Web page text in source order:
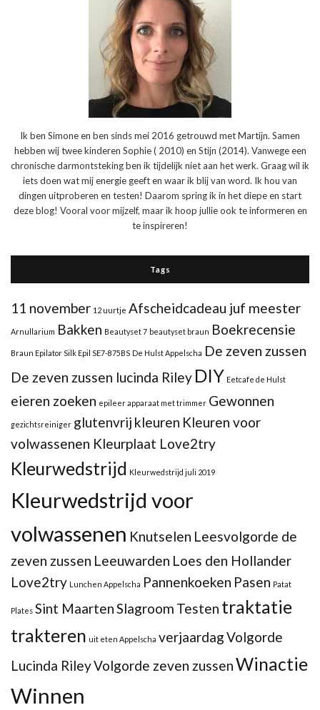
Ik ben Simone en ben sinds mei 2016 getrouwd met Martijn. Samen
hebben wij twee kinderen Sophie ( 2010) en Stijn (2014). Vanwege een
chronische darmontsteking ben ik tijdelijk niet aan het werk. Graag wil ik
iets doen wat mij energie geeft en waar ik blij van word. Ik hou van
dingen uitproberen en testen! Daarom spring ik in het diepe en start
deze blog! Vooral voor mijzelf, maar ik hoop jullie ook te informeren en
te inspireren!
Tags
11 november 12 uurtje Afscheidcadeau juf meester
Arnullarium Bakken Beautyset 7 beautyset braun Boekrecensie
Braun Epilator Silk Epil SE7-875BS De Hulst Appelscha De zeven zussen
De zeven zussen lucinda Riley DIY Eetcafe de Hulst
eieren zoeken epileer apparaat met trimmer Gewonnen
gezichtsreiniger glutenvrij kleuren Kleuren voor
volwassenen Kleurplaat Love2try
Kleurwedstrijd Kleurwedstrijd juli 2019
Kleurwedstrijd voor
volwassenen Knutselen Leesvolgorde de
zeven zussen Leeuwarden Loes den Hollander
Love2try Lunchen Appelscha Pannenkoeken Pasen Patat
Plates Sint MaartenSlagroom Testen traktatie
trakteren uit eten Appelscha verjaardagVolgorde
Lucinda RileyVolgorde zeven zussenWinactie
Winnen